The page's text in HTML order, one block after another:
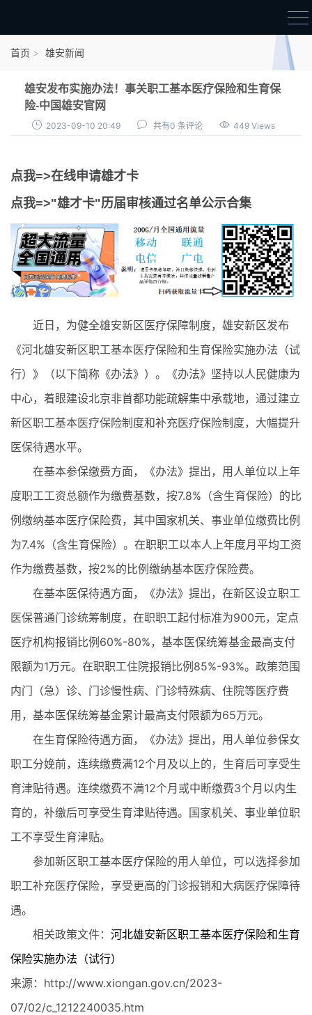
审核通过公示
首页 雄安新闻
雄安发布实施办法！事关职工基本医疗保险和生育保
险-中国雄安官网
2023-09-10 20:49 共有0 条评论 449 Views
点我=>在线申请雄才卡
点我=>"雄才卡"历届审核通过名单公示合集
近日，为健全雄安新区医疗保障制度，雄安新区发布
《河北雄安新区职工基本医疗保险和生育保险实施办法（试
行）》（以下简称《办法》）。《办法》坚持以人民健康为
中心，着眼建设北京非首都功能疏解集中承载地，通过建立
新区职工基本医疗保险制度和补充医疗保险制度，大幅提升
医保待遇水平。
在基本参保缴费方面，《办法》提出，用人单位以上年
度职工工资总额作为缴费基数，按7.8%（含生育保险）的比
例缴纳基本医疗保险费，其中国家机关、事业单位缴费比例
为7.4%（含生育保险）。在职职工以本人上年度月平均工资
作为缴费基数，按2%的比例缴纳基本医疗保险费。
在基本医保待遇方面，《办法》提出，在新区设立职工
医保普通门诊统筹制度，在职职工起付标准为900元，定点
医疗机构报销比例60%-80%，基本医保统筹基金最高支付
限额为1万元。在职职工住院报销比例85%-93%。政策范围
内门（急）诊、门诊慢性病、门诊特殊病、住院等医疗费
用，基本医保统筹基金累计最高支付限额为65万元。
在生育保险待遇方面，《办法》提出，用人单位参保女
职工分娩前，连续缴费满12个月及以上的，生育后可享受生
育津贴待遇。连续缴费不满12个月或中断缴费3个月以内生
育的，补缴后可享受生育津贴待遇。国家机关、事业单位职
工不享受生育津贴。
参加新区职工基本医疗保险的用人单位，可以选择参加
职工补充医疗保险，享受更高的门诊报销和大病医疗保障待
遇。
相关政策文件： 河北雄安新区职工基本医疗保险和生育
保险实施办法（试行）
来源：http://www.xiongan.gov.cn/2023-
07/02/c_1212240035.htm